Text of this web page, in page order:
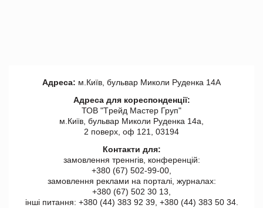
Адреса: м.Київ, бульвар Миколи Руденка 14А
Адреса для кореспонденції:
ТОВ "Tрейд Мастер Груп"
м.Київ, бульвар Миколи Руденка 14а,
2 поверх, оф 121, 03194
Контакти для:
замовлення треннгів, конференцій:
+380 (67) 502-99-00,
замовлення реклами на порталі, журналах:
+380 (67) 502 30 13,
інші питання: +380 (44) 383 92 39, +380 (44) 383 50 34.